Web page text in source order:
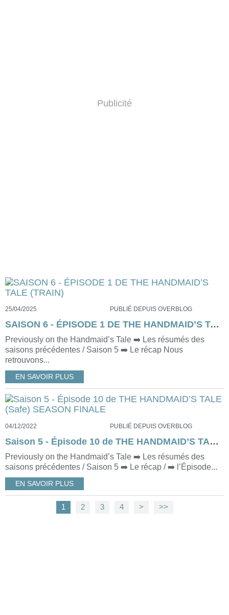
Publicité
25/04/2025 PUBLIÉ DEPUIS OVERBLOG
SAISON 6 - ÉPISODE 1 DE THE HANDMAID’S TALE (TRAIN)
Previously on the Handmaid’s Tale ➡️ Les résumés des
saisons précédentes / Saison 5 ➡️ Le récap Nous
retrouvons...
EN SAVOIR PLUS
04/12/2022 PUBLIÉ DEPUIS OVERBLOG
Saison 5 - Épisode 10 de THE HANDMAID’S TALE (Safe) SEASON FINALE
Previously on the Handmaid’s Tale ➡️ Les résumés des
saisons précédentes / Saison 5 ➡️ Le récap / ➡️ l’Épisode...
EN SAVOIR PLUS
1 2 3 4 > >>